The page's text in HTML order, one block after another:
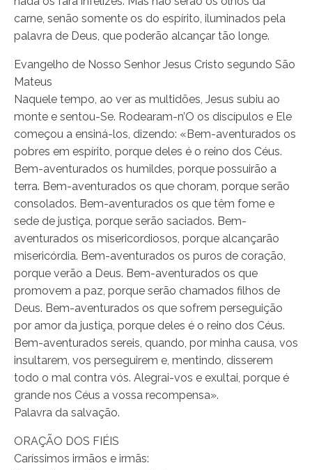
carne, senão somente os do espírito, iluminados pela
palavra de Deus, que poderão alcançar tão longe.
Evangelho de Nosso Senhor Jesus Cristo segundo São
Mateus
Naquele tempo, ao ver as multidões, Jesus subiu ao
monte e sentou-Se. Rodearam-n’O os discípulos e Ele
começou a ensiná-los, dizendo: «Bem-aventurados os
pobres em espírito, porque deles é o reino dos Céus.
Bem-aventurados os humildes, porque possuirão a
terra. Bem-aventurados os que choram, porque serão
consolados. Bem-aventurados os que têm fome e
sede de justiça, porque serão saciados. Bem-
aventurados os misericordiosos, porque alcançarão
misericórdia. Bem-aventurados os puros de coração,
porque verão a Deus. Bem-aventurados os que
promovem a paz, porque serão chamados filhos de
Deus. Bem-aventurados os que sofrem perseguição
por amor da justiça, porque deles é o reino dos Céus.
Bem-aventurados sereis, quando, por minha causa, vos
insultarem, vos perseguirem e, mentindo, disserem
todo o mal contra vós. Alegrai-vos e exultai, porque é
grande nos Céus a vossa recompensa».
Palavra da salvação.
ORAÇÃO DOS FIÉIS
Caríssimos irmãos e irmãs: